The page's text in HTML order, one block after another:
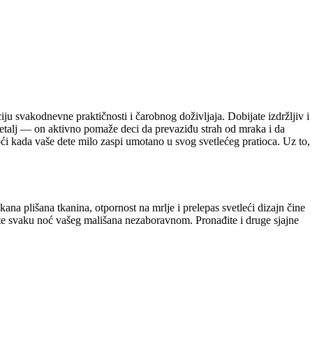
svakodnevne praktičnosti i čarobnog doživljaja. Dobijate izdržljiv i
— on aktivno pomaže deci da prevaziđu strah od mraka i da
vaše dete milo zaspi umotano u svog svetlećeg pratioca. Uz to,
plišana tkanina, otpornost na mrlje i prelepas svetleći dizajn čine
noć vašeg mališana nezaboravnom. Pronađite i druge sjajne